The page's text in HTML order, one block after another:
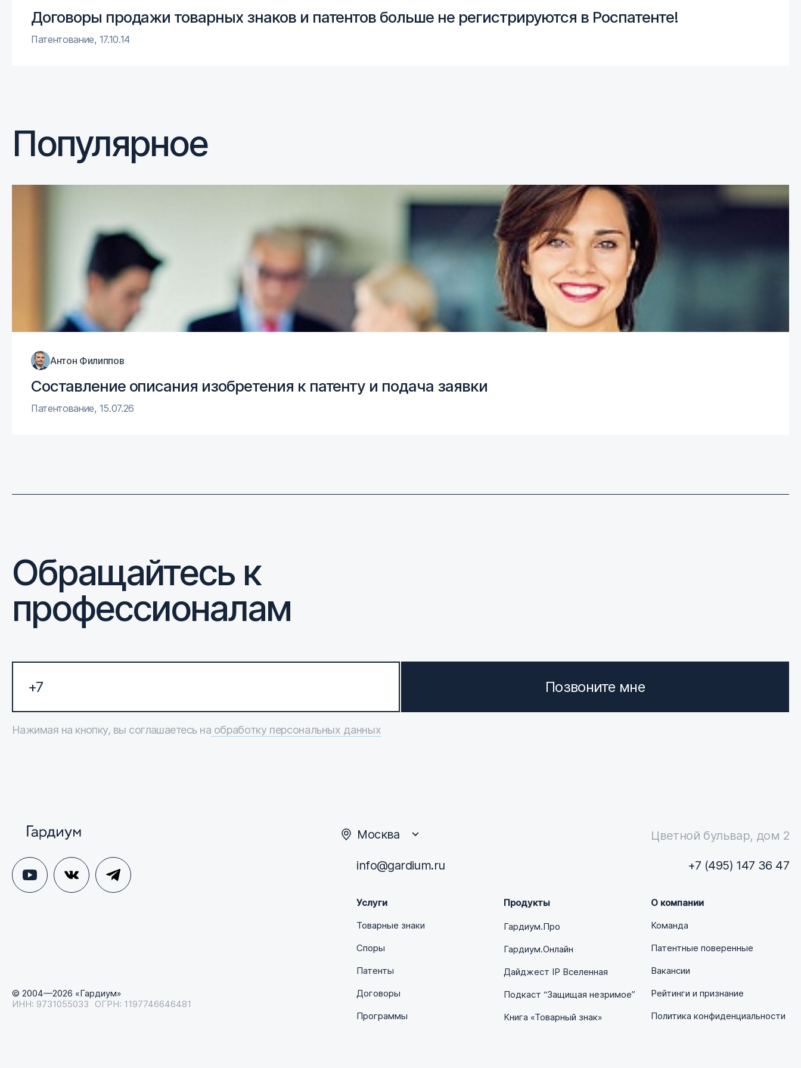
Договоры продажи товарных знаков и патентов больше не регистрируются в Роспатенте!
Патентование, 17.10.14
Популярное
Составление описания изобретения к патенту и подача заявки
Антон Филиппов
Патентование, 15.07.26
Обращайтесь к
профессионалам
Позвоните мне
Нажимая на кнопку, вы соглашаетесь на обработку персональных данных
Москва Цветной бульвар, дом 2
© 2004—2026 «Гардиум»
ИНН: 9731055033
ОГРН: 1197746646481
info@gardium.ru +7 (495) 147 36 47
Услуги
Товарные знаки
Споры
Патенты
Договоры
Программы
Продукты
Гардиум.Про
Гардиум.Онлайн
Дайджест IP Вселенная
Подкаст “Защищая незримое”
Книга «Товарный знак»
О компании
Команда
Патентные поверенные
Вакансии
Рейтинги и признание
Политика конфиденциальности